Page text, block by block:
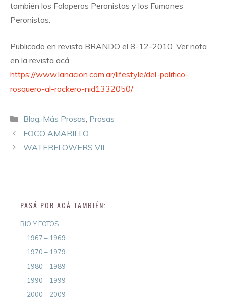
también los Faloperos Peronistas y los Fumones
Peronistas.
Publicado en revista BRANDO el 8-12-2010. Ver nota
en la revista acá
https://www.lanacion.com.ar/lifestyle/del-politico-
rosquero-al-rockero-nid1332050/
Blog, Más Prosas, Prosas
FOCO AMARILLO
WATERFLOWERS VII
PASÁ POR ACÁ TAMBIÉN:
BIO Y FOTOS
1967 – 1969
1970 – 1979
1980 – 1989
1990 – 1999
2000 – 2009